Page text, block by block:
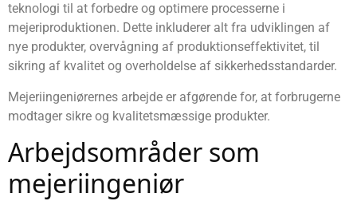
teknologi til at forbedre og optimere processerne i
mejeriproduktionen. Dette inkluderer alt fra udviklingen af
nye produkter, overvågning af produktionseffektivitet, til
sikring af kvalitet og overholdelse af sikkerhedsstandarder.
Mejeriingeniørernes arbejde er afgørende for, at forbrugerne
modtager sikre og kvalitetsmæssige produkter.
Arbejdsområder som
mejeriingeniør